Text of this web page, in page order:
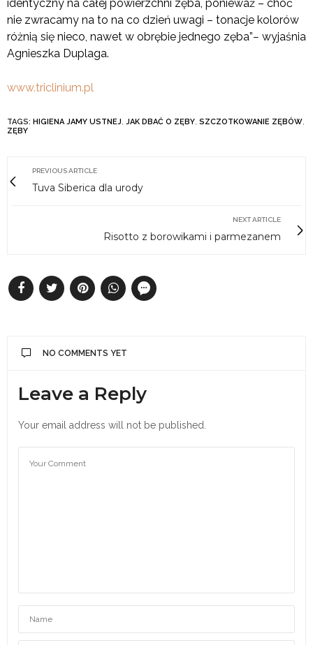
identyczny na całej powierzchni zęba, ponieważ – choć
nie zwracamy na to na co dzień uwagi – tonacje kolorów
różnią się nieco, nawet w obrębie jednego zęba”– wyjaśnia
Agnieszka Duplaga.
www.triclinium.pl
TAGS: HIGIENA JAMY USTNEJ, JAK DBAĆ O ZĘBY, SZCZOTKOWANIE ZĘBÓW,
ZĘBY
PREVIOUS ARTICLE
Tuva Siberica dla urody
NEXT ARTICLE
Risotto z borowikami i parmezanem
NO COMMENTS YET
Leave a Reply
Your email address will not be published.